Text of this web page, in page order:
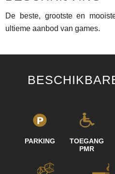
De beste, grootste en
ultieme aanbod van games.
PARKING
TOEGANG
PMR